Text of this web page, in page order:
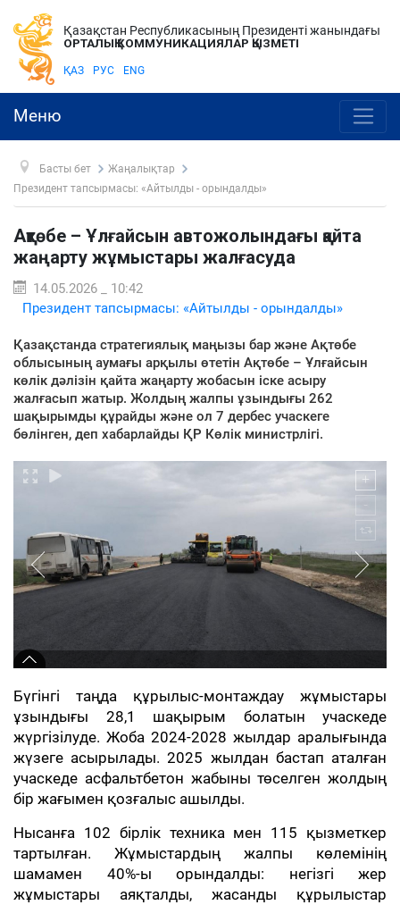
Қазақстан Республикасының Президенті жанындағы
ОРТАЛЫҚ КОММУНИКАЦИЯЛАР ҚЫЗМЕТІ
ҚАЗ РУС ENG
Меню
Басты бет
Жаңалықтар
Президент тапсырмасы: «Айтылды - орындалды»
Ақтөбе – Ұлғайсын автожолындағы қайта
жаңарту жұмыстары жалғасуда
14.05.2026 _ 10:42
Президент тапсырмасы: «Айтылды - орындалды»
Қазақстанда стратегиялық маңызы бар және Ақтөбе
облысының аумағы арқылы өтетін Ақтөбе – Ұлғайсын
көлік дәлізін қайта жаңарту жобасын іске асыру
жалғасып жатыр. Жолдың жалпы ұзындығы 262
шақырымды құрайды және ол 7 дербес учаскеге
бөлінген, деп хабарлайды ҚР Көлік министрлігі.
Бүгінгі таңда құрылыс-монтаждау жұмыстары
ұзындығы 28,1 шақырым болатын учаскеде
жүргізілуде. Жоба 2024-2028 жылдар аралығында
жүзеге асырылады. 2025 жылдан бастап аталған
учаскеде асфальтбетон жабыны төселген жолдың
бір жағымен қозғалыс ашылды.
Нысанға 102 бірлік техника мен 115 қызметкер
тартылған. Жұмыстардың жалпы көлемінің
шамамен 40%-ы орындалды: негізгі жер
жұмыстары аяқталды, жасанды құрылыстар